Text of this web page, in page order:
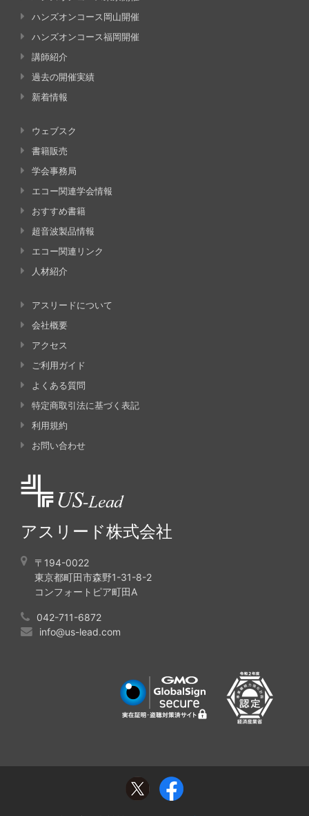
ハンズオンコース岡山開催
ハンズオンコース福岡開催
講師紹介
過去の開催実績
新着情報
ウェブスク
書籍販売
学会事務局
エコー関連学会情報
おすすめ書籍
超音波製品情報
エコー関連リンク
人材紹介
アスリードについて
会社概要
アクセス
ご利用ガイド
よくある質問
特定商取引法に基づく表記
利用規約
お問い合わせ
アスリード株式会社
〒194-0022
東京都町田市森野1-31-8-2
コンフォートピア町田A
042-711-6872
info@us-lead.com